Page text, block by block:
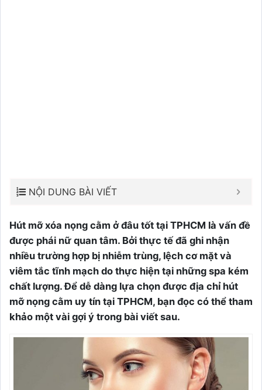
NỘI DUNG BÀI VIẾT
Hút mỡ xóa nọng cằm ở đâu tốt tại TPHCM là vấn đề
được phái nữ quan tâm. Bởi thực tế đã ghi nhận
nhiều trường hợp bị nhiễm trùng, lệch cơ mặt và
viêm tắc tĩnh mạch do thực hiện tại những spa kém
chất lượng. Để dễ dàng lựa chọn được địa chỉ hút
mỡ nọng cằm uy tín tại TPHCM, bạn đọc có thể tham
khảo một vài gợi ý trong bài viết sau.